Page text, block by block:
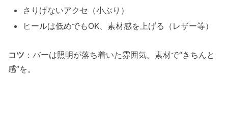
さりげないアクセ（小ぶり）
ヒールは低めでもOK、素材感を上げる（レザー等）
コツ ：バーは照明が落ち着いた雰囲気。素材で“きちんと
感”を。